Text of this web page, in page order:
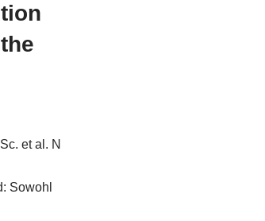
et al. N
Sowohl